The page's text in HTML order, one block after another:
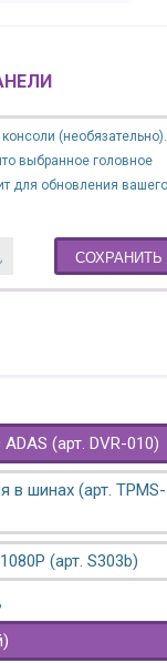
(необязательно).
выбранное головное
для обновления вашего
СОХРАНИТЬ
(арт. DVR-010)
в шинах (арт. TPMS-
(арт. S303b)